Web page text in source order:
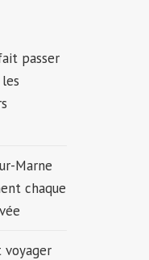
passer
Marne
chaque
voyager